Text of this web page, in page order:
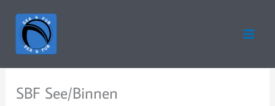
Inhalt
springen
SBF See/Binnen